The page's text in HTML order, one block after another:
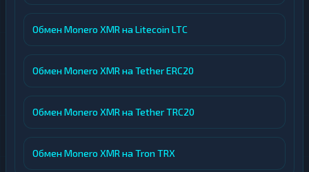
Обмен Monero XMR на Litecoin LTC
Обмен Monero XMR на Tether ERC20
Обмен Monero XMR на Tether TRC20
Обмен Monero XMR на Tron TRX